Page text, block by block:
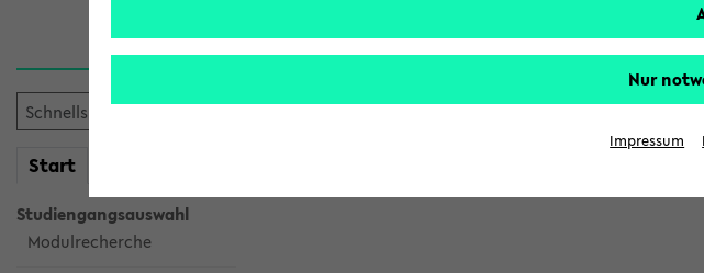
Start
Studiengangsauswahl
Modulrecherche
Sie möchten auf eine eKVV Funktion zugreifen, die
Nur
Impressum